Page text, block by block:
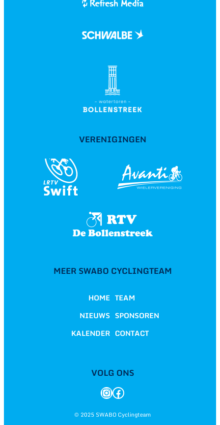
VERENIGINGEN
MEER SWABO CYCLINGTEAM
HOME
NIEUWS
KALENDER
TEAM
SPONSOREN
CONTACT
VOLG ONS
InstagramFacebook
© 2025 SWABO Cyclingteam